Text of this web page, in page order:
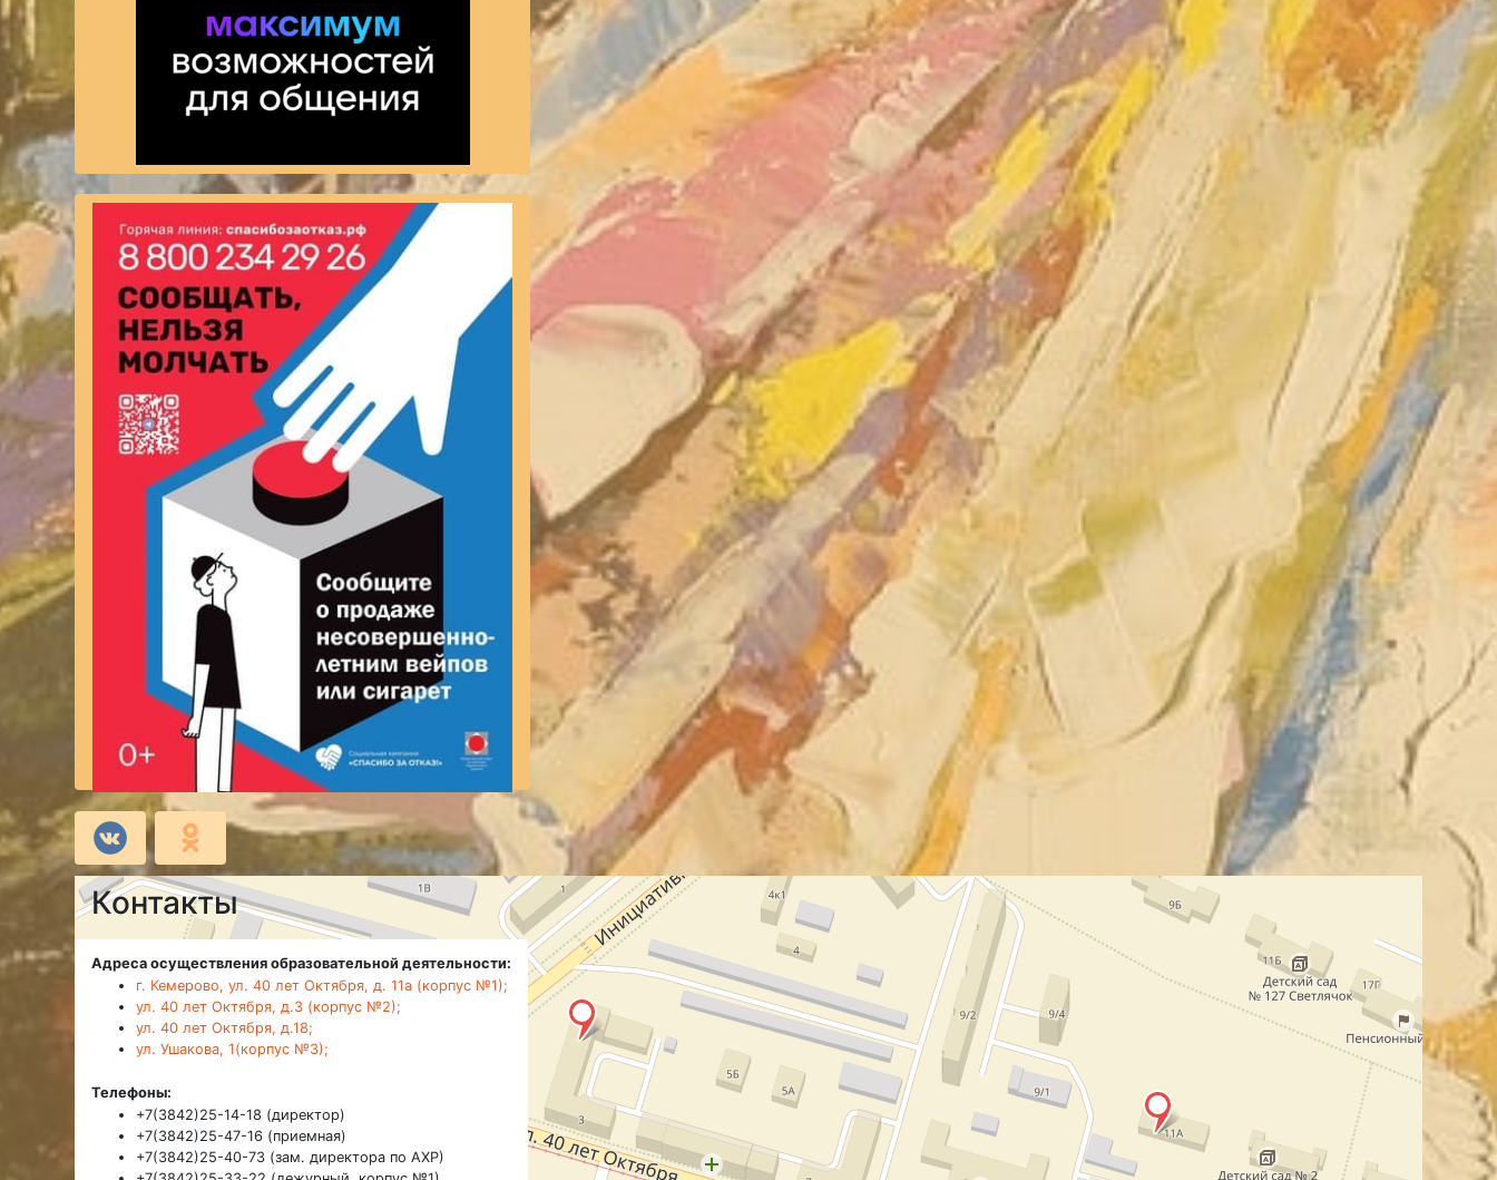
Контакты
Адреса осуществления образовательной деятельности:
г. Кемерово, ул. 40 лет Октября, д. 11а (корпус №1);
ул. 40 лет Октября, д.3 (корпус №2);
ул. 40 лет Октября, д.18;
ул. Ушакова, 1(корпус №3);
Телефоны:
+7(3842)25-14-18 (директор)
+7(3842)25-47-16 (приемная)
+7(3842)25-40-73 (зам. директора по АХР)